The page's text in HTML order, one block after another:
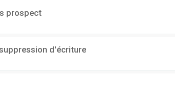
prospect
d'écriture